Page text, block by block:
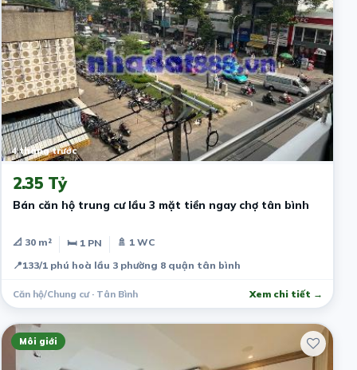
4 tháng trước
2.35 Tỷ
Bán căn hộ trung cư lầu 3 mặt tiền ngay chợ tân bình
📐 30 m² 🛏 1 PN
🚿 1 WC
📍133/1 phú hoà lầu 3 phường 8 quận tân bình
Căn hộ/Chung cư · Tân Bình Xem chi tiết →
Môi giới